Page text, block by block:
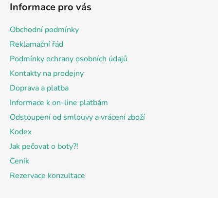
Informace pro vás
Obchodní podmínky
Reklamační řád
Podmínky ochrany osobních údajů
Kontakty na prodejny
Doprava a platba
Informace k on-line platbám
Odstoupení od smlouvy a vrácení zboží
Kodex
Jak pečovat o boty?!
Ceník
Rezervace konzultace